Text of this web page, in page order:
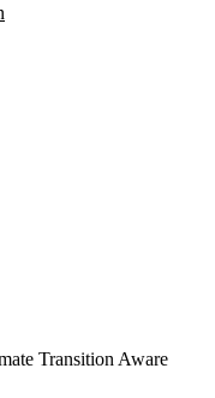
Transition Aware